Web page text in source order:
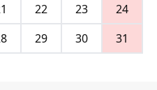
22 23
24
29 30 31